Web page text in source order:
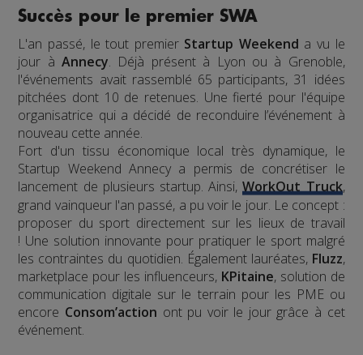
Succès pour le premier SWA
L'an passé, le tout premier Startup Weekend a vu le
jour àAnnecy. Déjà présent à Lyon ou à Grenoble,
l'événements avait rassemblé 65 participants, 31 idées
pitchées dont 10 de retenues. Une fierté pour l'équipe
organisatrice qui a décidé de reconduire l’événement à
nouveau cette année.
Fort d'un tissu économique local très dynamique, le
Startup Weekend Annecy a permis de concrétiser le
lancement de plusieurs startup. Ainsi,WorkOut Truck,
grand vainqueur l'an passé, a pu voir le jour. Le concept :
proposer du sport directement sur les lieux de travail
! Une solution innovante pour pratiquer le sport malgré
les contraintes du quotidien. Également lauréates, Fluzz,
marketplace pour les influenceurs, KPitaine, solution de
communication digitale sur le terrain pour les PME ou
encore Consom’action ont pu voir le jour grâce à cet
événement.